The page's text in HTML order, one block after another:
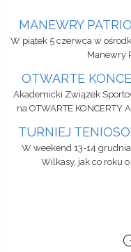
MANEWRY
W piątek 5 czerwca w
Manewry
OTWARTE
Akademicki Związek
na OTWARTE KONCERTY
TURNIEJ
W weekend 13-14
Wilkasy, jak co roku